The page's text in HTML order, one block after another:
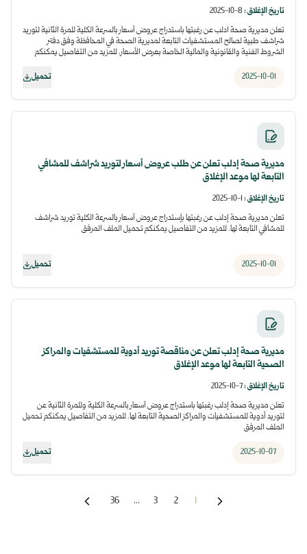
تاريخ الإغلاق:
8-10-2025
تعلن مديرية صحة ادلب عن رغبتها باستدراج عروض أسعار بالسرعة الكلية للمرة الثانية لتوريد
شراشف طبية لصالح المستشفيات التابعة لمديرية الصحة في المحافظة وفق دفتر
الشروط الفنية والقانونية والمالية الخاصة بعرض الأسعار. للمزيد من التفاصيل يمكنكم
2025-10-01
تحميل
مديرية صحة إدلب تعلن عن طلب عروض أسعار لتوريد شراشف للمشافي
التابعة لها موعد الإغلاق
تاريخ الإغلاق:
1-10-2025
تعلن مديرية صحة إدلب عن رغبتها بإستدراج عروض أسعار بالسرعة الكلية توريد شراشف
للمشافي التابعة لها. للمزيد من التفاصيل يمكنكم تحميل الملف المرفق
2025-10-01 تحميل
مديرية صحة إدلب تعلن عن مناقصة توريد أدوية للمستشفيات والمراكز
الصحية التابعة لها موعد الإغلاق
تاريخ الإغلاق:
7-10-2025
تعلن مديرية صحة إدلب رغبتها باستدراج عروض أسعار بالسرعة الكلية وللمرة الثانية عن
لتوريد أدوية للمستشفيات والمراكز الصحية التابعة لها. للمزيد من التفاصيل يمكنكم تحميل
الملف المرفق
2025-10-07 تحميل
1
2
3
...
36